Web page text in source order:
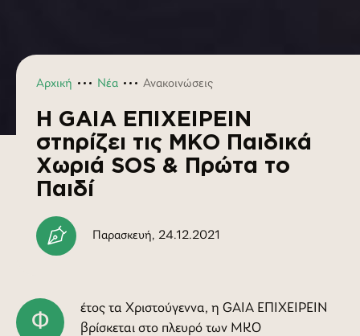
Αρχική Νέα Ανακοινώσεις
Η GAIA ΕΠΙΧΕΙΡΕΙΝ
στηρίζει τις ΜΚΟ Παιδικά
Χωριά SOS & Πρώτα το
Παιδί
Παρασκευή, 24.12.2021
έτος τα Χριστούγεννα, η GAIA ΕΠΙΧΕΙΡΕΙΝ
βρίσκεται στο πλευρό των ΜΚΟ